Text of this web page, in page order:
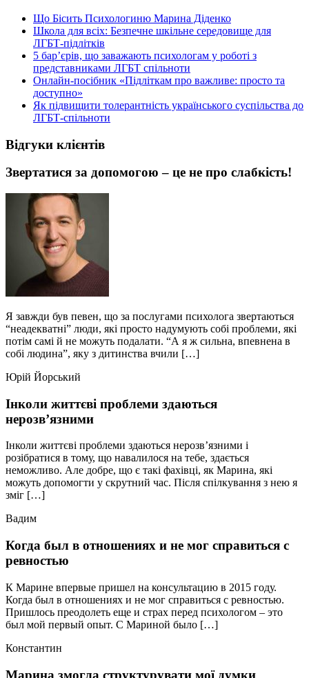
Що Бісить Психологиню Марина Діденко
Школа для всіх: Безпечне шкільне середовище для
ЛГБТ-підлітків
5 бар’єрів, що заважають психологам у роботі з
представниками ЛГБТ спільноти
Онлайн-посібник «Підліткам про важливе: просто та
доступно»
Як підвищити толерантність українського суспільства до
ЛГБТ-спільноти
Відгуки клієнтів
Звертатися за допомогою – це не про слабкість!
Я завжди був певен, що за послугами психолога звертаються
“неадекватні” люди, які просто надумують собі проблеми, які
потім самі й не можуть подалати. “А я ж сильна, впевнена в
собі людина”, яку з дитинства вчили […]
Юрій Йорський
Інколи життєві проблеми здаються
нерозв’язними
Інколи життєві проблеми здаються нерозв’язними і
розібратися в тому, що навалилося на тебе, здається
неможливо. Але добре, що є такі фахівці, як Марина, які
можуть допомогти у скрутний час. Після спілкування з нею я
зміг […]
Вадим
Когда был в отношениях и не мог справиться с
ревностью
К Марине впервые пришел на консультацию в 2015 году.
Когда был в отношениях и не мог справиться с ревностью.
Пришлось преодолеть еще и страх перед психологом – это
был мой первый опыт. С Мариной было […]
Константин
Марина змогла структурувати мої думки